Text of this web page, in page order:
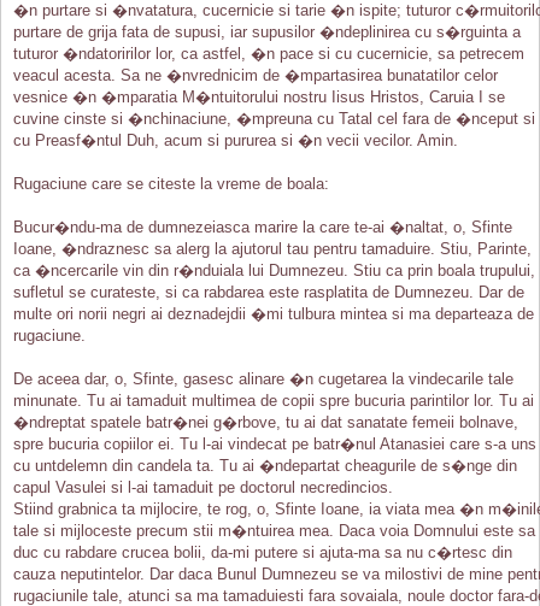
�n purtare si �nvatatura, cucernicie si tarie �n ispite; tuturor
purtare de grija fata de supusi, iar supusilor �ndeplinirea cu s�rguinta a
tuturor �ndatoririlor lor, ca astfel, �n pace si cu cucernicie, sa petrecem
veacul acesta. Sa ne �nvrednicim de �mpartasirea bunatatilor celor
vesnice �n �mparatia M�ntuitorului nostru Iisus Hristos, Caruia I se
cuvine cinste si �nchinaciune, �mpreuna cu Tatal cel fara de �nceput si
cu Preasf�ntul Duh, acum si pururea si �n vecii vecilor. Amin.
Rugaciune care se citeste la vreme de boala:
Bucur�ndu-ma de dumnezeiasca marire la care te-ai �naltat, o, Sfinte
Ioane, �ndraznesc sa alerg la ajutorul tau pentru tamaduire. Stiu, Parinte,
ca �ncercarile vin din r�nduiala lui Dumnezeu. Stiu ca prin boala trupului,
sufletul se curateste, si ca rabdarea este rasplatita de Dumnezeu. Dar de
multe ori norii negri ai deznadejdii �mi tulbura mintea si ma departeaza de
rugaciune.
De aceea dar, o, Sfinte, gasesc alinare �n cugetarea la vindecarile tale
minunate. Tu ai tamaduit multimea de copii spre bucuria parintilor lor. Tu ai
�ndreptat spatele batr�nei g�rbove, tu ai dat sanatate femeii bolnave,
spre bucuria copiilor ei. Tu l-ai vindecat pe batr�nul Atanasiei care s-a uns
cu untdelemn din candela ta. Tu ai �ndepartat cheagurile de s�nge din
capul Vasulei si l-ai tamaduit pe doctorul necredincios.
Stiind grabnica ta mijlocire, te rog, o, Sfinte Ioane, ia viata mea �n
tale si mijloceste precum stii m�ntuirea mea. Daca voia Domnului este sa
duc cu rabdare crucea bolii, da-mi putere si ajuta-ma sa nu c�rtesc din
cauza neputintelor. Dar daca Bunul Dumnezeu se va milostivi de mine
rugaciunile tale, atunci sa ma tamaduiesti fara sovaiala, noule doctor fara-